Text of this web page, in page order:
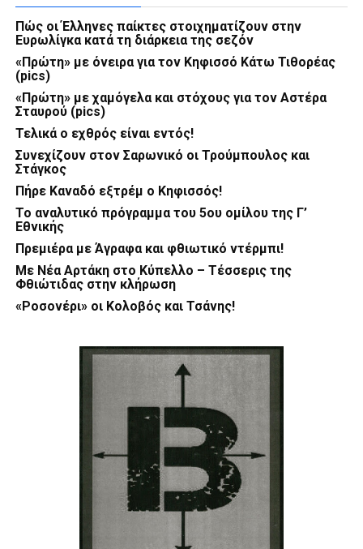
Πώς οι Έλληνες παίκτες στοιχηματίζουν στην
Ευρωλίγκα κατά τη διάρκεια της σεζόν
«Πρώτη» με όνειρα για τον Κηφισσό Κάτω Τιθορέας
(pics)
«Πρώτη» με χαμόγελα και στόχους για τον Αστέρα
Σταυρού (pics)
Τελικά ο εχθρός είναι εντός!
Συνεχίζουν στον Σαρωνικό οι Τρούμπουλος και
Στάγκος
Πήρε Καναδό εξτρέμ ο Κηφισσός!
Το αναλυτικό πρόγραμμα του 5ου ομίλου της Γ’
Εθνικής
Πρεμιέρα με Άγραφα και φθιωτικό ντέρμπι!
Με Νέα Αρτάκη στο Κύπελλο – Τέσσερις της
Φθιώτιδας στην κλήρωση
«Ροσονέρι» οι Κολοβός και Τσάνης!